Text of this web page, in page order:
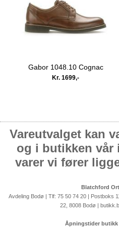
Gabor 1048.10 Cognac
Kr. 1699,-
Vareutvalget kan
og i butikken vår
varer vi fører
Blatchford
Avdeling Bodø | Tlf: 75 50 74 20 | Postboks
22, 8008 Bodø |
Åpningstider